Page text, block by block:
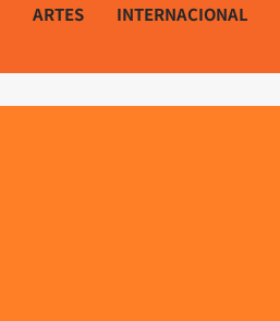
ARTES INTERNACIONAL